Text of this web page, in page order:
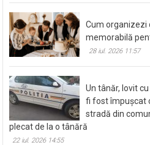
Cum organizezi
memorabilă
28 iul. 2026 11:57
Un tânăr, lovit
fi fost împușcat
stradă din
plecat de la o tânără
22 iul. 2026 14:55